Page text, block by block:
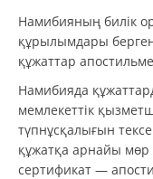
Намибияның билік
құрылымдары
құжаттар
Намибияда
мемлекеттік
түпнұсқалығын
құжатқа арнайы
сертификат —